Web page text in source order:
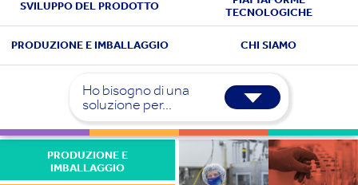
SVILUPPO DEL PRODOTTO
TECNOLOGICHE
PRODUZIONE E IMBALLAGGIO CHI SIAMO
Ho bisogno di una
soluzione per...
PRODUZIONE E
IMBALLAGGIO